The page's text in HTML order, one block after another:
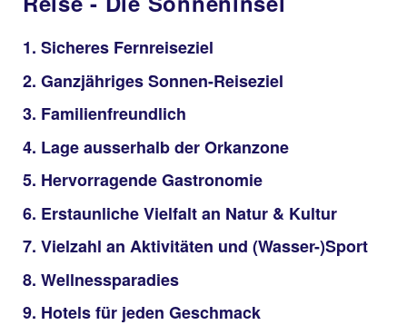
1. Sicheres Fernreiseziel
2. Ganzjähriges Sonnen-Reiseziel
3. Familienfreundlich
4. Lage ausserhalb der Orkanzone
5. Hervorragende Gastronomie
6. Erstaunliche Vielfalt an Natur & Kultur
7. Vielzahl an Aktivitäten und (Wasser-)Sport
8. Wellnessparadies
9. Hotels für jeden Geschmack